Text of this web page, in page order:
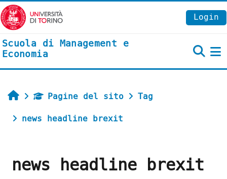
Vai al contenuto principale
Login
Scuola di Management e
Economia
HomePagine del sito
Tag
news headline brexit
news headline brexit